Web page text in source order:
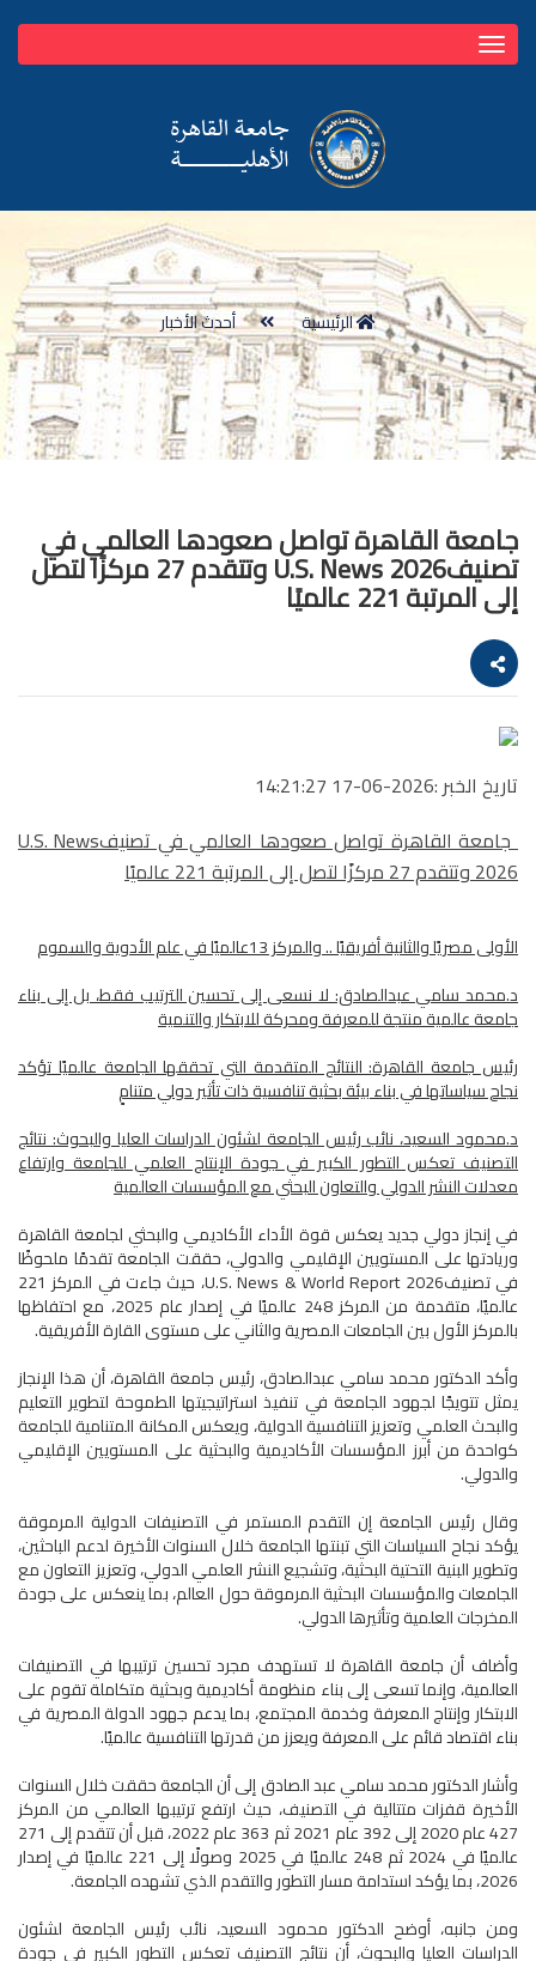
navigation
الرئيسية أحدث الأخبار
جامعة القاهرة تواصل صعودها العالمي في
تصنيفU.S. News 2026 وتتقدم 27 مركزًا لتصل
إلى المرتبة 221 عالميًا
تاريخ الخبر :2026-06-17 14:21:27
جامعة القاهرة تواصل صعودها العالمي في تصنيفU.S. News
2026 وتتقدم 27 مركزًا لتصل إلى المرتبة 221 عالميًا
الأولى مصريًا والثانية أفريقيًا .. والمركز 13عالميًا في علم الأدوية والسموم
د.محمد سامي عبدالصادق: لا نسعى إلى تحسين الترتيب فقط، بل إلى بناء
جامعة عالمية منتجة للمعرفة ومحركة للابتكار والتنمية
رئيس جامعة القاهرة: النتائج المتقدمة التي تحققها الجامعة عالميًا تؤكد
نجاح سياساتها في بناء بيئة بحثية تنافسية ذات تأثير دولي متنامٍ
د.محمود السعيد، نائب رئيس الجامعة لشئون الدراسات العليا والبحوث: نتائج
التصنيف تعكس التطور الكبير في جودة الإنتاج العلمي للجامعة وارتفاع
معدلات النشر الدولي والتعاون البحثي مع المؤسسات العالمية
في إنجاز دولي جديد يعكس قوة الأداء الأكاديمي والبحثي لجامعة القاهرة
وريادتها على المستويين الإقليمي والدولي، حققت الجامعة تقدمًا ملحوظًا
في تصنيفU.S. News & World Report 2026، حيث جاءت في المركز 221
عالميًا، متقدمة من المركز 248 عالميًا في إصدار عام 2025، مع احتفاظها
بالمركز الأول بين الجامعات المصرية والثاني على مستوى القارة الأفريقية.
وأكد الدكتور محمد سامي عبدالصادق، رئيس جامعة القاهرة، أن هذا الإنجاز
يمثل تتويجًا لجهود الجامعة في تنفيذ استراتيجيتها الطموحة لتطوير التعليم
والبحث العلمي وتعزيز التنافسية الدولية، ويعكس المكانة المتنامية للجامعة
كواحدة من أبرز المؤسسات الأكاديمية والبحثية على المستويين الإقليمي
والدولي.
وقال رئيس الجامعة إن التقدم المستمر في التصنيفات الدولية المرموقة
يؤكد نجاح السياسات التي تبنتها الجامعة خلال السنوات الأخيرة لدعم الباحثين،
وتطوير البنية التحتية البحثية، وتشجيع النشر العلمي الدولي، وتعزيز التعاون مع
الجامعات والمؤسسات البحثية المرموقة حول العالم، بما ينعكس على جودة
المخرجات العلمية وتأثيرها الدولي.
وأضاف أن جامعة القاهرة لا تستهدف مجرد تحسين ترتيبها في التصنيفات
العالمية، وإنما تسعى إلى بناء منظومة أكاديمية وبحثية متكاملة تقوم على
الابتكار وإنتاج المعرفة وخدمة المجتمع، بما يدعم جهود الدولة المصرية في
بناء اقتصاد قائم على المعرفة ويعزز من قدرتها التنافسية عالميًا.
وأشار الدكتور محمد سامي عبد الصادق إلى أن الجامعة حققت خلال السنوات
الأخيرة قفزات متتالية في التصنيف، حيث ارتفع ترتيبها العالمي من المركز
427 عام 2020 إلى 392 عام 2021 ثم 363 عام 2022، قبل أن تتقدم إلى 271
عالميًا في 2024 ثم 248 عالميًا في 2025 وصولًا إلى 221 عالميًا في إصدار
2026، بما يؤكد استدامة مسار التطور والتقدم الذي تشهده الجامعة.
ومن جانبه، أوضح الدكتور محمود السعيد، نائب رئيس الجامعة لشئون
الدراسات العليا والبحوث، أن نتائج التصنيف تعكس التطور الكبير في جودة